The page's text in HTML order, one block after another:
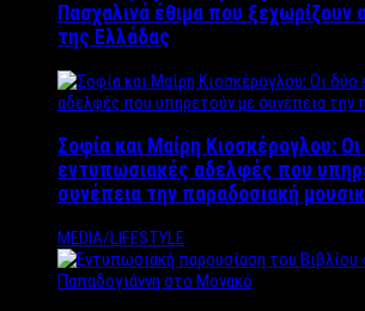
Πασχαλινά έθιμα που ξεχωρίζουν
της Ελλάδας
Σοφία και Μαίρη Κιοσκέρογλου:
εντυπωσιακές αδελφές που
συνέπεια την παραδοσιακή
MEDIA/LIFESTYLE